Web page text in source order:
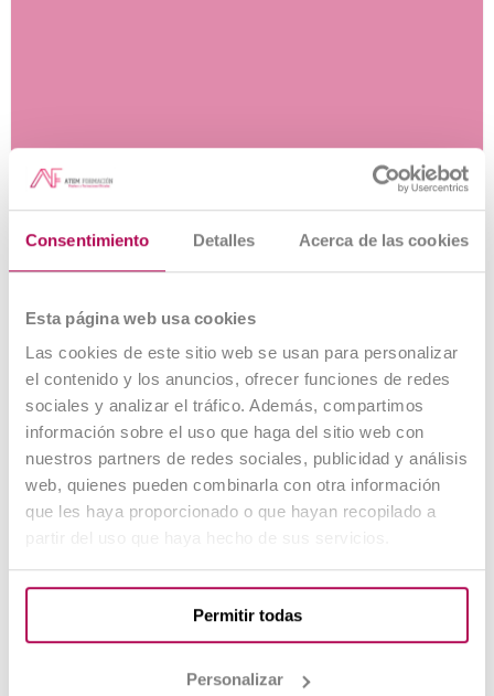
Consentimiento Detalles Acerca de las cookies
Esta página web usa cookies
Las cookies de este sitio web se usan para personalizar
el contenido y los anuncios, ofrecer funciones de redes
sociales y analizar el tráfico. Además, compartimos
información sobre el uso que haga del sitio web con
nuestros partners de redes sociales, publicidad y análisis
web, quienes pueden combinarla con otra información
que les haya proporcionado o que hayan recopilado a
Permitir todas
Personalizar
Cuidador Ecuestre
Técnico en Fauna
Silvestre